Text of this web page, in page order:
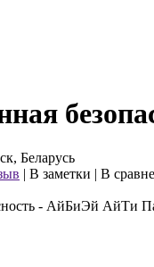
Беларусь
| В заметки | В